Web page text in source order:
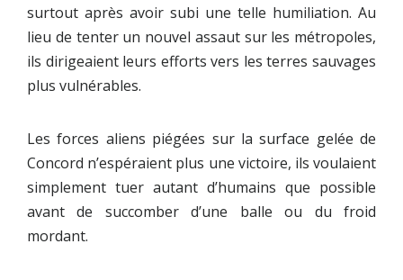
surtout après avoir subi une telle humiliation. Au
lieu de tenter un nouvel assaut sur les métropoles,
ils dirigeaient leurs efforts vers les terres sauvages
plus vulnérables.
Les forces aliens piégées sur la surface gelée de
Concord n’espéraient plus une victoire, ils voulaient
simplement tuer autant d’humains que possible
avant de succomber d’une balle ou du froid
mordant.